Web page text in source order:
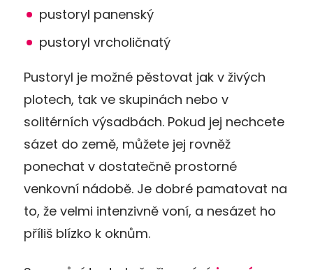
pustoryl panenský
pustoryl vrcholičnatý
Pustoryl je možné pěstovat jak v živých
plotech, tak ve skupinách nebo v
solitérních výsadbách. Pokud jej nechcete
sázet do země, můžete jej rovněž
ponechat v dostatečně prostorné
venkovní nádobě. Je dobré pamatovat na
to, že velmi intenzivně voní, a nesázet ho
příliš blízko k oknům.